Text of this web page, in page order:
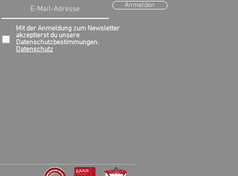
Edinburgh führt
Touristensteuer ein
Anmelden
Mit der Anmeldung zum Newsletter
akzeptierst du unsere
Datenschutzbestimmungen.
Datenschutz